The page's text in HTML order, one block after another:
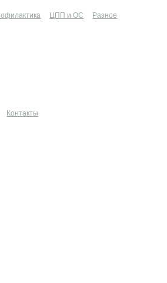
ЦПП и ОС Разное
Контакты